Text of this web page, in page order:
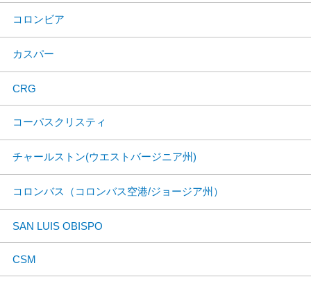
コロンビア
カスパー
CRG
コーパスクリスティ
チャールストン(ウエストバージニア州)
コロンバス（コロンバス空港/ジョージア州）
SAN LUIS OBISPO
CSM